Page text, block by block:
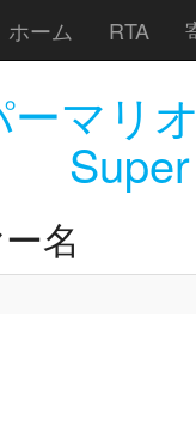
ホーム RTA
ーマリ
名